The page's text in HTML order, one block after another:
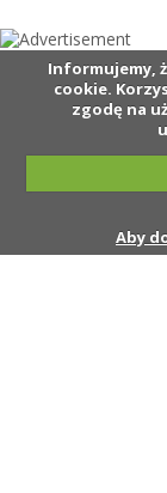
Informujemy,
cookie.
zgodę na
Aby